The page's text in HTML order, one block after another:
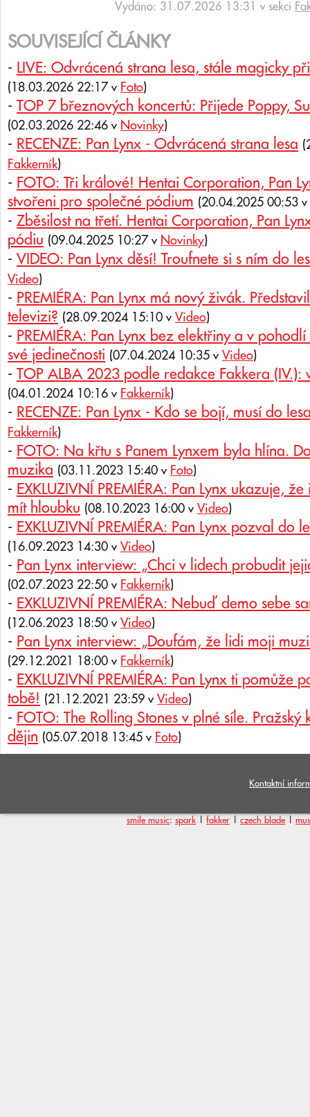
Vydáno: 31.07.2026 13:31 v sekci
SOUVISEJÍCÍ ČLÁNKY
- LIVE: Odvrácená strana lesa, stále magicky
(18.03.2026 22:17 v Foto)
- TOP 7 březnových koncertů: Přijede Poppy,
(02.03.2026 22:46 v Novinky)
- RECENZE: Pan Lynx - Odvrácená strana lesa
Fakkerník)
- FOTO: Tři králové! Hentai Corporation, Pan
stvořeni pro společné pódium (20.04.2025 00:53 v
- Zběsilost na třetí. Hentai Corporation, Pan
pódiu (09.04.2025 10:27 v Novinky)
- VIDEO: Pan Lynx děsí! Troufnete si s ním do
Video)
- PREMIÉRA: Pan Lynx má nový živák.
televizi? (28.09.2024 15:10 v Video)
- PREMIÉRA: Pan Lynx bez elektřiny a v
své jedinečnosti (07.04.2024 10:35 v Video)
- TOP ALBA 2023 podle redakce Fakkera
(04.01.2024 10:16 v Fakkerník)
- RECENZE: Pan Lynx - Kdo se bojí, musí do
Fakkerník)
- FOTO: Na křtu s Panem Lynxem byla hlína.
muzika (03.11.2023 15:40 v Foto)
- EXKLUZIVNÍ PREMIÉRA: Pan Lynx ukazuje,
mít hloubku (08.10.2023 16:00 v Video)
- EXKLUZIVNÍ PREMIÉRA: Pan Lynx pozval do
(16.09.2023 14:30 v Video)
- Pan Lynx interview: „Chci v lidech probudit
(02.07.2023 22:50 v Fakkerník)
- EXKLUZIVNÍ PREMIÉRA: Nebuď demo sebe
(12.06.2023 18:50 v Video)
- Pan Lynx interview: „Doufám, že lidi moji
(29.12.2021 18:00 v Fakkerník)
- EXKLUZIVNÍ PREMIÉRA: Pan Lynx ti pomůže
tobě! (21.12.2021 23:59 v Video)
- FOTO: The Rolling Stones v plné síle. Pražský
dějin (05.07.2018 13:45 v Foto)
Kontaktní
smile music: spark fakker czech blade